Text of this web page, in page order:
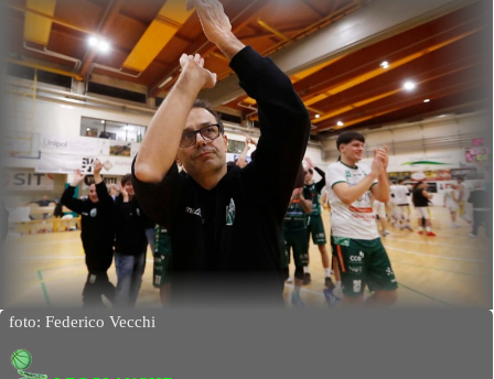
foto: Federico Vecchi